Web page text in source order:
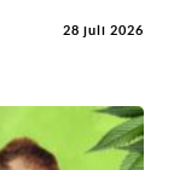
28 juli 2026